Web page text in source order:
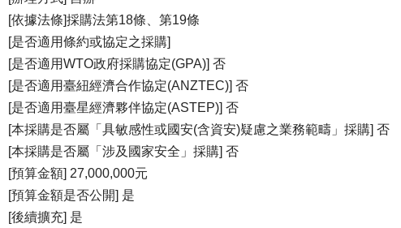
[依據法條]採購法第18條、第19條
[是否適用條約或協定之採購]
[是否適用WTO政府採購協定(GPA)] 否
[是否適用臺紐經濟合作協定(ANZTEC)] 否
[是否適用臺星經濟夥伴協定(ASTEP)] 否
[本採購是否屬「具敏感性或國安(含資安)疑慮之業務範疇」採購] 否
[本採購是否屬「涉及國家安全」採購] 否
[預算金額] 27,000,000元
[預算金額是否公開] 是
[後續擴充] 是